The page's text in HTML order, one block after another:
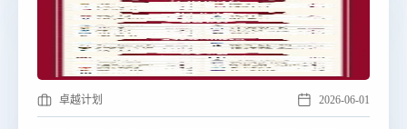
卓越计划 2026-06-01